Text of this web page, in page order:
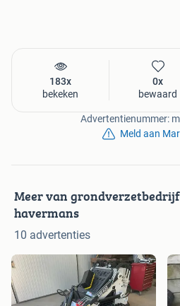
183x
bekeken
0x
bewaard
Advertentienummer:
Meld aan
Meer van grondverzetbedrijf
havermans
10 advertenties